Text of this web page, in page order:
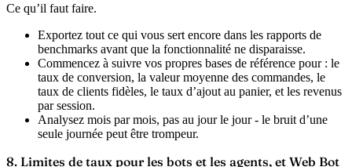
Ce qu’il faut faire.
Exportez tout ce qui vous sert encore dans les rapports de
benchmarks avant que la fonctionnalité ne disparaisse.
Commencez à suivre vos propres bases de référence pour : le
taux de conversion, la valeur moyenne des commandes, le
taux de clients fidèles, le taux d’ajout au panier, et les revenus
par session.
Analysez mois par mois, pas au jour le jour - le bruit d’une
seule journée peut être trompeur.
8. Limites de taux pour les bots et les agents, et Web Bot